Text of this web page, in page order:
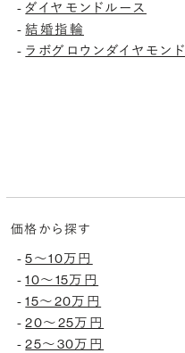
-ダイヤモンドルース
-結婚指輪
- ラボグロウンダイヤモンド
価格から探す
-5〜10万円
-10〜15万円
-15〜20万円
-20〜25万円
-25〜30万円